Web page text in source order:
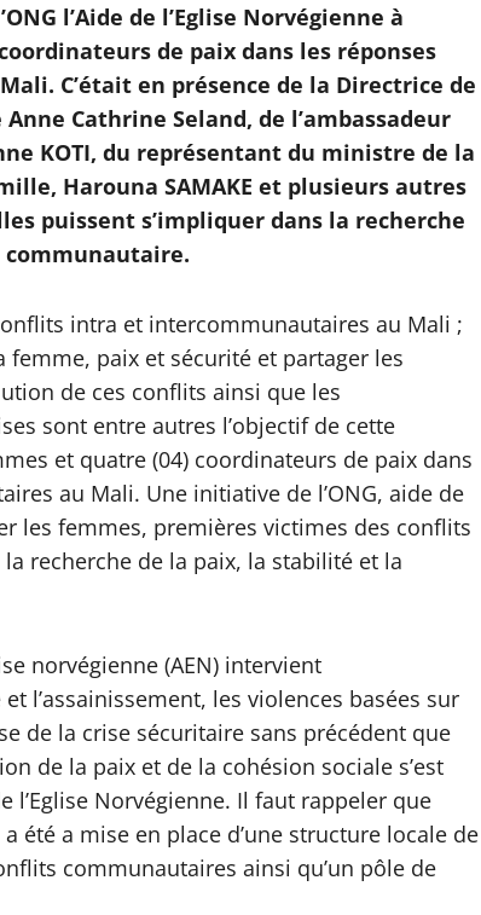
l’Aide de l’Eglise Norvégienne à
de paix dans les réponses
C’était en présence de la Directrice de
Cathrine Seland, de l’ambassadeur
KOTI, du représentant du ministre de la
Harouna SAMAKE et plusieurs autres
puissent s’impliquer dans la recherche
intra et intercommunautaires au Mali ;
femme, paix et sécurité et partager les
de ces conflits ainsi que les
sont entre autres l’objectif de cette
et quatre (04) coordinateurs de paix dans
au Mali. Une initiative de l’ONG, aide de
les femmes, premières victimes des conflits
recherche de la paix, la stabilité et la
norvégienne (AEN) intervient
l’assainissement, les violences basées sur
de la crise sécuritaire sans précédent que
de la paix et de la cohésion sociale s’est
l’Eglise Norvégienne. Il faut rappeler que
été a mise en place d’une structure locale de
communautaires ainsi qu’un pôle de